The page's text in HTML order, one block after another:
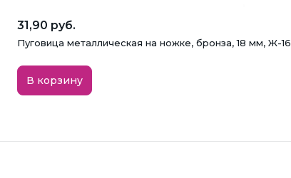
31,90 руб.
Пуговица металлическая на ножке, бронза, 18 мм, Ж-16
В корзину